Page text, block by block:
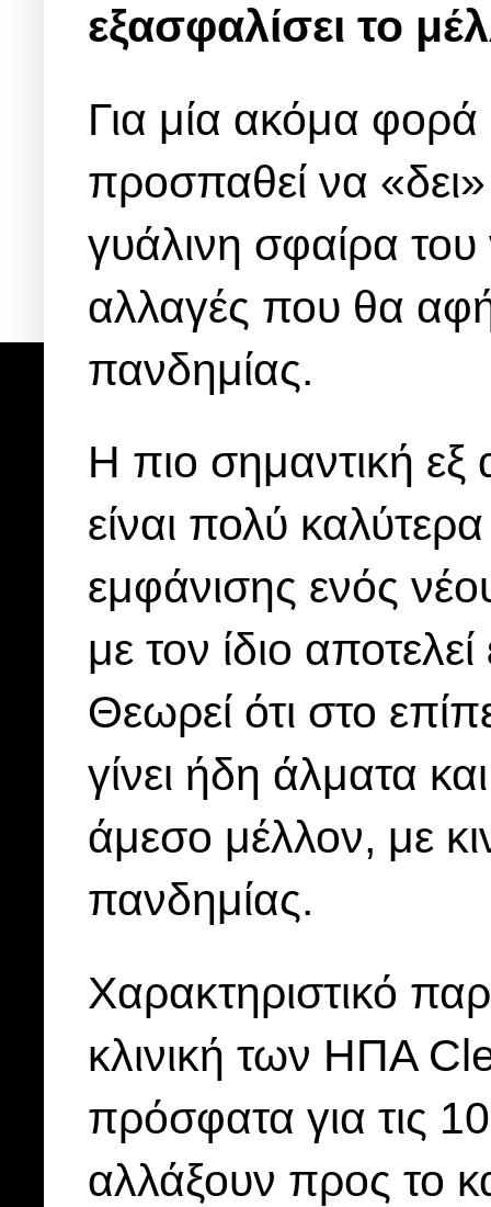
εξασφαλίσει το
Για μία ακόμα
προσπαθεί να
γυάλινη σφαίρα του
αλλαγές που θα
πανδημίας.
Η πιο σημαντική εξ
είναι πολύ
εμφάνισης ενός
με τον ίδιο
Θεωρεί ότι στο
γίνει ήδη άλματα
άμεσο μέλλον, με
πανδημίας.
Χαρακτηριστικό
κλινική των ΗΠΑ
πρόσφατα για τις
αλλάξουν προς το